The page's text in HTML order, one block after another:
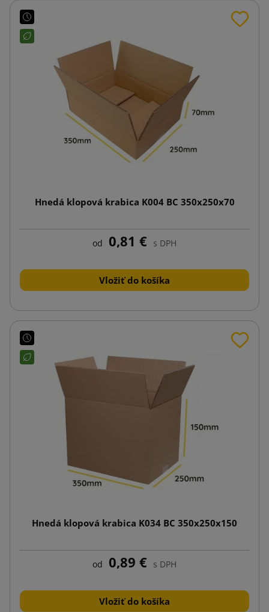
Hnedá klopová krabica K004 BC 350x250x70
od 0,81 € s DPH
Vložiť do košíka
Hnedá klopová krabica K034 BC 350x250x150
od 0,89 € s DPH
Vložiť do košíka